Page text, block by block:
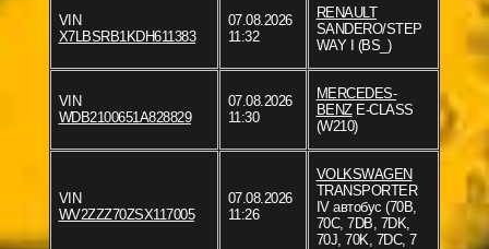
VIN
X7LBSRB1KDH611383
07.08.2026
11:32
RENAULT
SANDERO/STEP
WAY I (BS_)
VIN
WDB2100651A828829
07.08.2026
11:30
MERCEDES-
BENZE-CLASS
(W210)
VIN
WV2ZZZ70ZSX117005
07.08.2026
11:26
VOLKSWAGEN
TRANSPORTER
IV автобус (70B,
70C, 7DB, 7DK,
70J, 70K, 7DC, 7